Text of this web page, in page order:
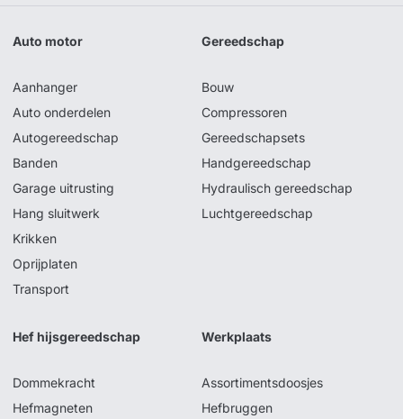
Auto motor
Aanhanger
Auto onderdelen
Autogereedschap
Banden
Garage uitrusting
Hang sluitwerk
Krikken
Oprijplaten
Transport
Gereedschap
Bouw
Compressoren
Gereedschapsets
Handgereedschap
Hydraulisch gereedschap
Luchtgereedschap
Hef hijsgereedschap
Dommekracht
Hefmagneten
Werkplaats
Assortimentsdoosjes
Hefbruggen